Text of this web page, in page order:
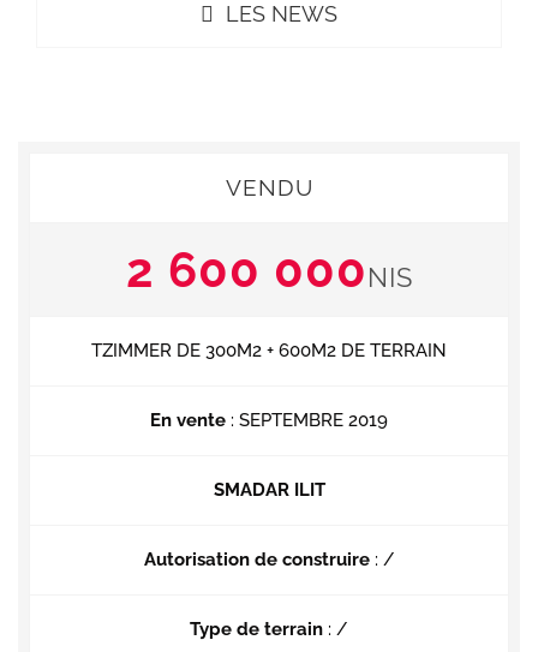
LES NEWS
VENDU
2 600 000NIS
TZIMMER DE 300M2 + 600M2 DE TERRAIN
En vente : SEPTEMBRE 2019
SMADAR ILIT
Autorisation de construire: /
Type de terrain : /